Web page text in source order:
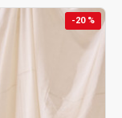
-20 %